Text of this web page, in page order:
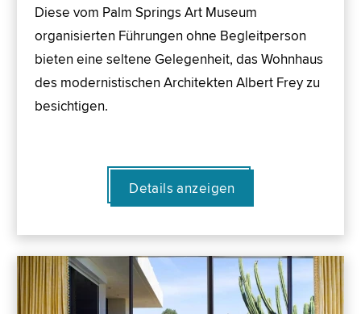
Diese vom Palm Springs Art Museum
organisierten Führungen ohne Begleitperson
bieten eine seltene Gelegenheit, das Wohnhaus
des modernistischen Architekten Albert Frey zu
besichtigen.
Details anzeigen